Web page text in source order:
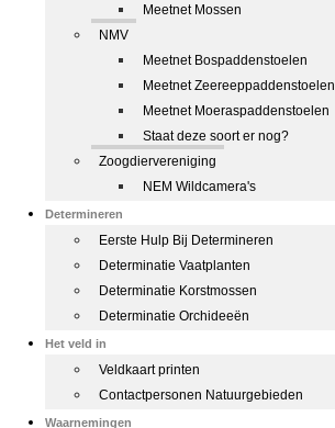
Meetnet Mossen
NMV
Meetnet Bospaddenstoelen
Meetnet Zeereeppaddenstoelen
Meetnet Moeraspaddenstoelen
Staat deze soort er nog?
Zoogdiervereniging
NEM Wildcamera's
Determineren
Eerste Hulp Bij Determineren
Determinatie Vaatplanten
Determinatie Korstmossen
Determinatie Orchideeën
Het veld in
Veldkaart printen
Contactpersonen Natuurgebieden
Waarnemingen